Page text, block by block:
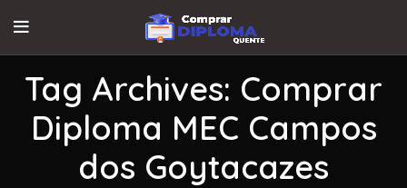
Tag Archives: Comprar
Diploma MEC Campos
dos Goytacazes